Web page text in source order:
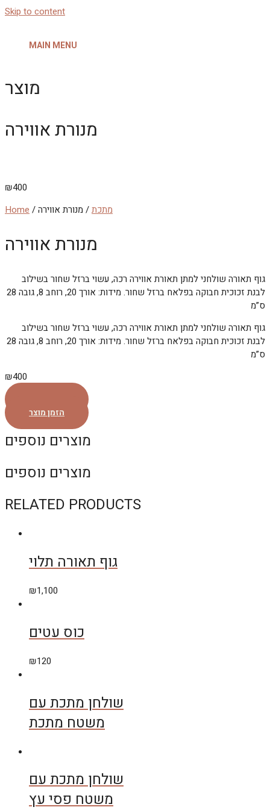
Skip to content
MAIN MENU
מוצר
מנורת אווירה
₪400
Home / מתכת/ מנורת אווירה
מנורת אווירה
גוף תאורה שולחני למתן תאורת אווירה רכה, עשוי ברזל שחור בשילוב
לבנת זכוכית חבוקה בפלאח ברזל שחור. מידות: אורך 20, רוחב 8, גובה 28
ס”מ
גוף תאורה שולחני למתן תאורת אווירה רכה, עשוי ברזל שחור בשילוב
לבנת זכוכית חבוקה בפלאח ברזל שחור. מידות: אורך 20, רוחב 8, גובה 28
ס”מ
₪400
הזמן מוצר
מוצרים נוספים
מוצרים נוספים
RELATED PRODUCTS
גוף תאורה תלוי
₪1,100
כוס עטים
₪120
שולחן מתכת עם
משטח מתכת
שולחן מתכת עם
משטח פסי עץ